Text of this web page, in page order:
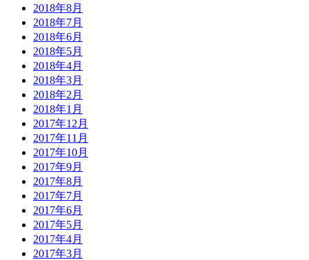
2018年8月
2018年7月
2018年6月
2018年5月
2018年4月
2018年3月
2018年2月
2018年1月
2017年12月
2017年11月
2017年10月
2017年9月
2017年8月
2017年7月
2017年6月
2017年5月
2017年4月
2017年3月